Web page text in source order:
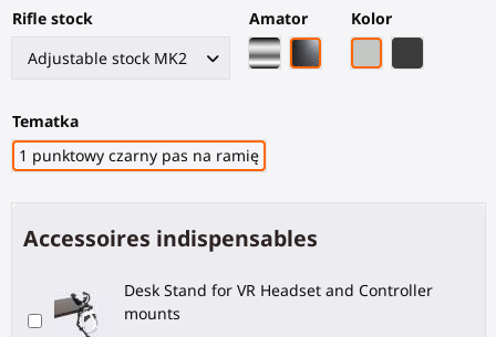
Rifle stock
Amator
Chromowa rama
Czarna rama z włókna
Kolor
Tematka
1 punktowy czarny pas na ramię
Accessoires indispensables
Desk Stand for VR Headset and Controller
mounts